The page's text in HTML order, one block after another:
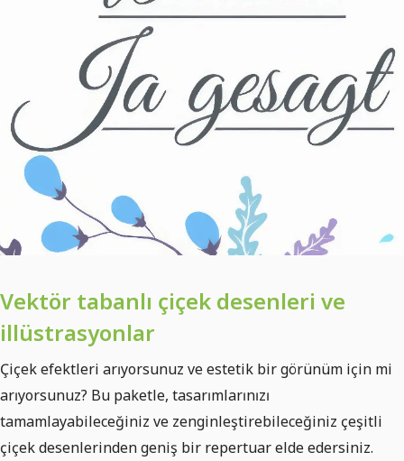
Vektör tabanlı çiçek desenleri ve
illüstrasyonlar
Çiçek efektleri arıyorsunuz ve estetik bir görünüm için mi
arıyorsunuz? Bu paketle, tasarımlarınızı
tamamlayabileceğiniz ve zenginleştirebileceğiniz çeşitli
çiçek desenlerinden geniş bir repertuar elde edersiniz.